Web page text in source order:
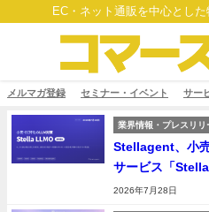
EC・ネット通販を中心とし
メルマガ登録 セミナー・イベント サー
業界情報・プレスリリ
Stellagent、小
サービス「
2026年7月28日